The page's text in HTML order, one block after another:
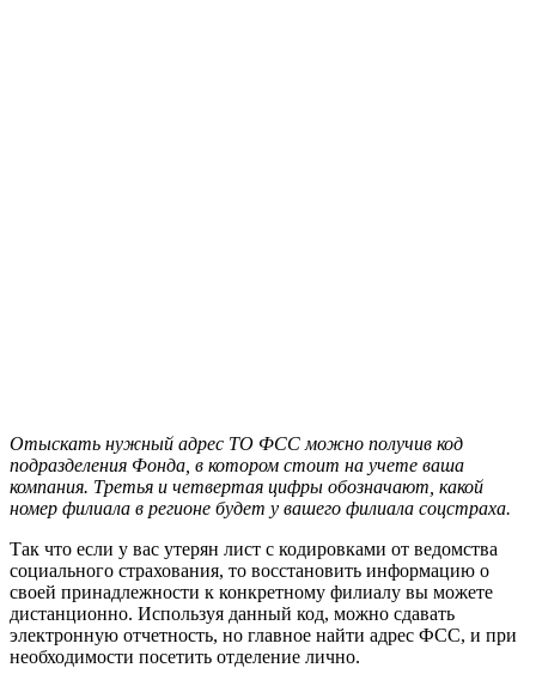
Отыскать нужный адрес ТО ФСС можно получив код
подразделения Фонда, в котором стоит на учете ваша
компания. Третья и четвертая цифры обозначают, какой
номер филиала в регионе будет у вашего филиала соцстраха.
Так что если у вас утерян лист с кодировками от ведомства
социального страхования, то восстановить информацию о
своей принадлежности к конкретному филиалу вы можете
дистанционно. Используя данный код, можно сдавать
электронную отчетность, но главное найти адрес ФСС, и при
необходимости посетить отделение лично.